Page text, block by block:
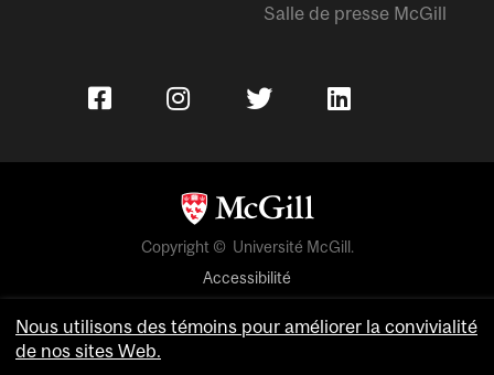
Salle de presse McGill
Copyright © Université McGill.
Accessibilité
Avis sur les témoins
Nous utilisons des témoins pour améliorer la convivialité
de nos sites Web.